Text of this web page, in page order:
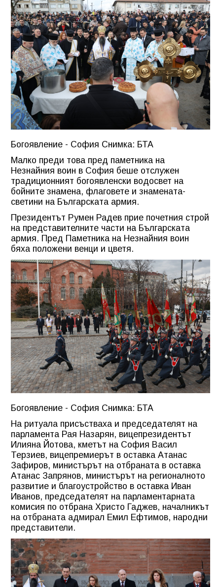
Богоявление - София Снимка: БТА
Малко преди това пред паметника на
Незнайния воин в София беше отслужен
традиционният богоявленски водосвет на
бойните знамена, флаговете и знамената-
светини на Българската армия.
Президентът Румен Радев прие почетния строй
на представителните части на Българската
армия. Пред Паметника на Незнайния воин
бяха положени венци и цветя.
Богоявление - София Снимка: БТА
На ритуала присъстваха и председателят на
парламента Рая Назарян, вицепрезидентът
Илияна Йотова, кметът на София Васил
Терзиев, вицепремиерът в оставка Атанас
Зафиров, министърът на отбраната в оставка
Атанас Запрянов, министърът на регионалното
развитие и благоустройство в оставка Иван
Иванов, председателят на парламентарната
комисия по отбрана Христо Гаджев, началникът
на отбраната адмирал Емил Ефтимов, народни
представители.